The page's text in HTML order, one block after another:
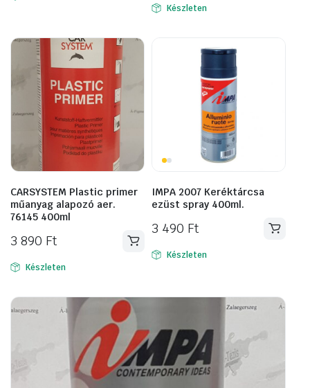
Készleten
CARSYSTEM Plastic primer
műanyag alapozó aer.
76145 400ml
3 890 Ft
Készleten
IMPA 2007 Keréktárcsa
ezüst spray 400ml.
3 490 Ft
Készleten